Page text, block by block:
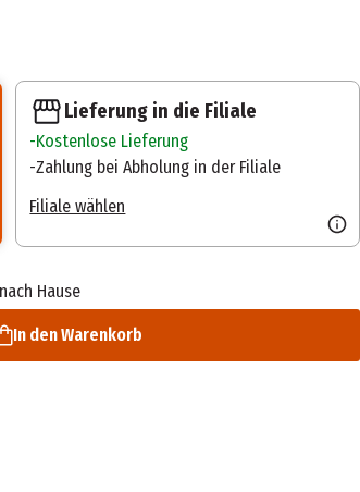
Lieferung in die Filiale
Kostenlose Lieferung
Zahlung bei Abholung in der Filiale
Filiale wählen
Hause
In den Warenkorb